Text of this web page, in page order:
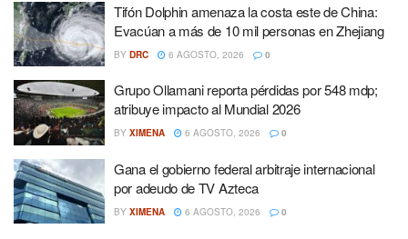
Tifón Dolphin amenaza la costa este de China:
Evacúan a más de 10 mil personas en Zhejiang
BY DRC 6 AGOSTO, 2026 0
Grupo Ollamani reporta pérdidas por 548 mdp;
atribuye impacto al Mundial 2026
BY XIMENA 6 AGOSTO, 2026 0
Gana el gobierno federal arbitraje internacional
por adeudo de TV Azteca
BY XIMENA 6 AGOSTO, 2026 0